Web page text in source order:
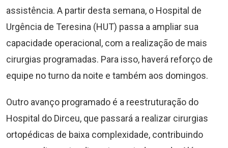
assistência. A partir desta semana, o Hospital de
Urgência de Teresina (HUT) passa a ampliar sua
capacidade operacional, com a realização de mais
cirurgias programadas. Para isso, haverá reforço de
equipe no turno da noite e também aos domingos.
Outro avanço programado é a reestruturação do
Hospital do Dirceu, que passará a realizar cirurgias
ortopédicas de baixa complexidade, contribuindo